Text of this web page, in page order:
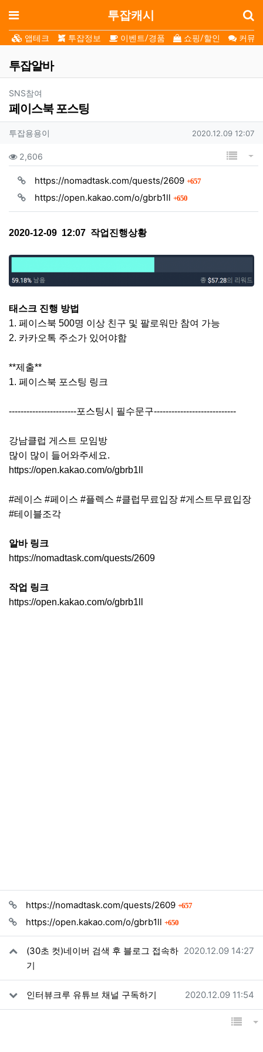
메뉴 투잡캐시
앱테크 투잡정보 이벤트/경품 쇼핑/할인 커뮤
투잡알바
분류
SNS참여
페이스북 포스팅
작성자 정보
작성자
투잡용용이 작성일
2020.12.09 12:07
컨텐츠 정보
조회2,606 목록게
https://nomadtask.com/quests/2609 657회 연결
https://open.kakao.com/o/gbrb1ll
650회 연결
본문
2020-12-09 12:07 작업진행상황
태스크 진행 방법
1. 페이스북 500명 이상 친구 및 팔로워만 참여 가능
2. 카카오톡 주소가 있어야함
**제출**
1. 페이스북 포스팅 링크
-----------------------포스팅시 필수문구----------------------------
강남클럽 게스트 모임방
많이 많이 들어와주세요.
https://open.kakao.com/o/gbrb1ll
#레이스 #페이스 #플렉스 #클럽무료입장 #게스트무료입장
#테이블조각
알바 링크
https://nomadtask.com/quests/2609
작업 링크
https://open.kakao.com/o/gbrb1ll
관련자료
https://nomadtask.com/quests/2609 657회 연결
https://open.kakao.com/o/gbrb1ll
650회 연결
(30초 컷)네이버 검색 후 블로그 접속하
기
작성일
2020.12.09 14:27
인터뷰크루 유튜브 채널 구독하기 작성일
2020.12.09 11:54
목록